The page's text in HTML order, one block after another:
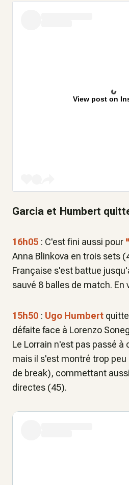
View post on
Garcia et Humbert
16h05 : C'est fini aussi pour
Anna Blinkova en trois sets
Française s'est battue
sauvé 8 balles de match. En
15h50 : Ugo Humbert
défaite face à Lorenzo
Le Lorrain n'est pas passé à
mais il s'est montré trop
de break), commettant
directes (45).